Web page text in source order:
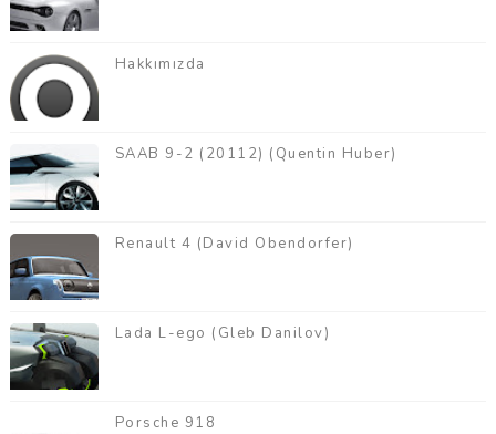
Hakkımızda
SAAB 9-2 (20112) (Quentin Huber)
Renault 4 (David Obendorfer)
Lada L-ego (Gleb Danilov)
Porsche 918